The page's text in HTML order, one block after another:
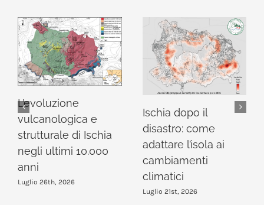
L’evoluzione
vulcanologica e
strutturale di Ischia
negli ultimi 10.000
anni
Luglio 26th, 2026
Ischia dopo il
disastro: come
adattare l’isola ai
cambiamenti
climatici
Luglio 21st, 2026